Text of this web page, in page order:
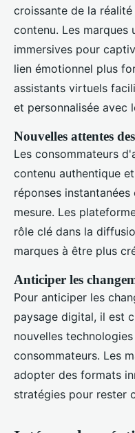
croissante de la
contenu. Les marques
immersives pour
lien émotionnel plus
assistants virtuels
et personnalisée avec
Nouvelles attentes
Les consommateurs
contenu authentique
réponses
mesure. Les
rôle clé dans la
marques à être plus
Anticiper les
Pour anticiper les
paysage digital, il est
nouvelles
consommateurs. Les
adopter des formats
stratégies pour rester